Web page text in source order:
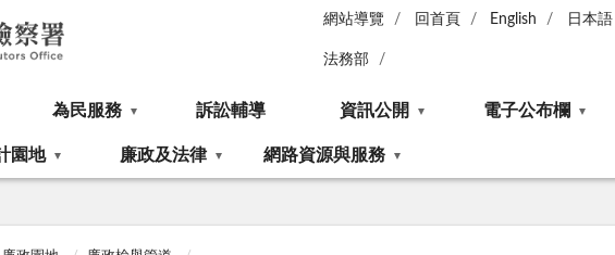
網站導覽 回首頁 English 日本語
法務部
為民服務 訴訟輔導 資訊公開 電子公布欄
園地 廉政及法律 網路資源與服務